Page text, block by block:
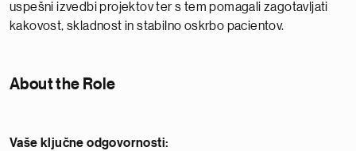
uspešni izvedbi projektov ter s tem pomagali zagotavljati
kakovost, skladnost in stabilno oskrbo pacientov.
About the Role
Vaše ključne odgovornosti: